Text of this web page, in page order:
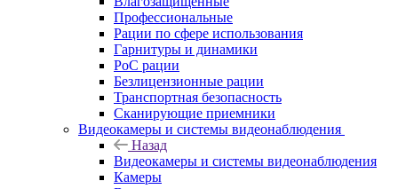
Профессиональные
Рации по сфере использования
Гарнитуры и динамики
PoC рации
Безлицензионные рации
Транспортная безопасность
Сканирующие приемники
Видеокамеры и системы видеонаблюдения
Назад
Видеокамеры и системы видеонаблюдения
Камеры